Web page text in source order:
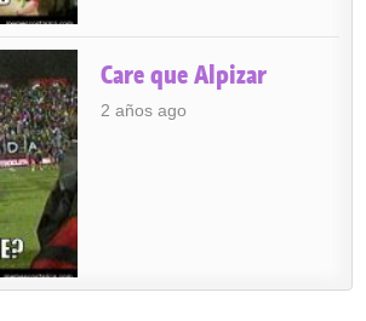
Care que Alpizar
2 años ago